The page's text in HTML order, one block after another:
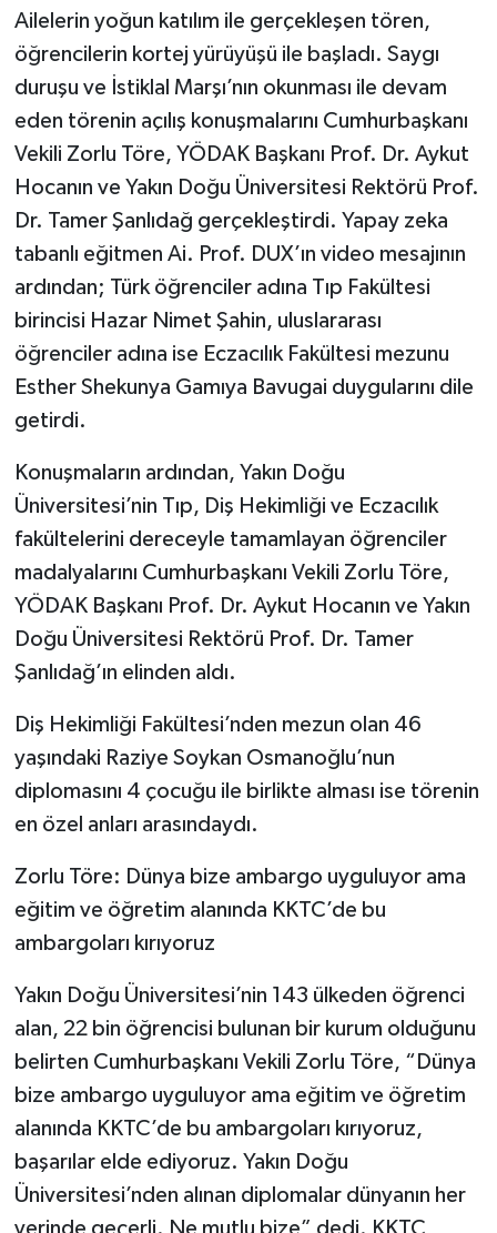
Ailelerin yoğun katılım ile gerçekleşen tören,
öğrencilerin kortej yürüyüşü ile başladı. Saygı
duruşu ve İstiklal Marşı’nın okunması ile devam
eden törenin açılış konuşmalarını Cumhurbaşkanı
Vekili Zorlu Töre, YÖDAK Başkanı Prof. Dr. Aykut
Hocanın ve Yakın Doğu Üniversitesi Rektörü Prof.
Dr. Tamer Şanlıdağ gerçekleştirdi. Yapay zeka
tabanlı eğitmen Ai. Prof. DUX’ın video mesajının
ardından; Türk öğrenciler adına Tıp Fakültesi
birincisi Hazar Nimet Şahin, uluslararası
öğrenciler adına ise Eczacılık Fakültesi mezunu
Esther Shekunya Gamıya Bavugai duygularını dile
getirdi.
Konuşmaların ardından, Yakın Doğu
Üniversitesi’nin Tıp, Diş Hekimliği ve Eczacılık
fakültelerini dereceyle tamamlayan öğrenciler
madalyalarını Cumhurbaşkanı Vekili Zorlu Töre,
YÖDAK Başkanı Prof. Dr. Aykut Hocanın ve Yakın
Doğu Üniversitesi Rektörü Prof. Dr. Tamer
Şanlıdağ’ın elinden aldı.
Diş Hekimliği Fakültesi’nden mezun olan 46
yaşındaki Raziye Soykan Osmanoğlu’nun
diplomasını 4 çocuğu ile birlikte alması ise törenin
en özel anları arasındaydı.
Zorlu Töre: Dünya bize ambargo uyguluyor ama
eğitim ve öğretim alanında KKTC’de bu
ambargoları kırıyoruz
Yakın Doğu Üniversitesi’nin 143 ülkeden öğrenci
alan, 22 bin öğrencisi bulunan bir kurum olduğunu
belirten Cumhurbaşkanı Vekili Zorlu Töre, “Dünya
bize ambargo uyguluyor ama eğitim ve öğretim
alanında KKTC’de bu ambargoları kırıyoruz,
başarılar elde ediyoruz. Yakın Doğu
Üniversitesi’nden alınan diplomalar dünyanın her
yerinde geçerli. Ne mutlu bize” dedi. KKTC